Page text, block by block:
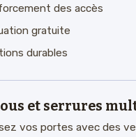
des accès
gratuite
durables
et serrures
vos portes avec des